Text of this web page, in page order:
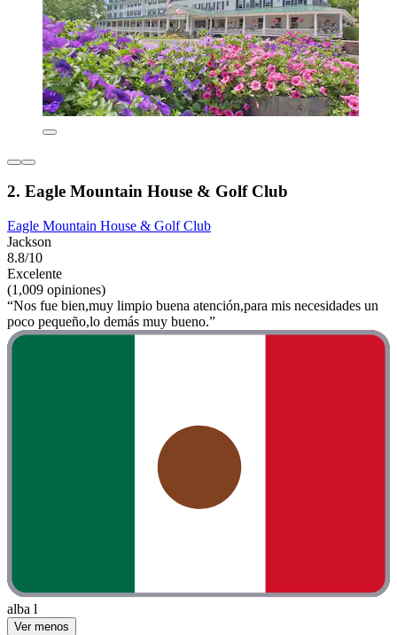
2. Eagle Mountain House & Golf Club
Eagle Mountain House & Golf Club
Jackson
8.8/10
Excelente
(1,009 opiniones)
“Nos fue bien,muy limpio buena atención,para mis necesidades un
poco pequeño,lo demás muy bueno.”
alba l
Ver menos